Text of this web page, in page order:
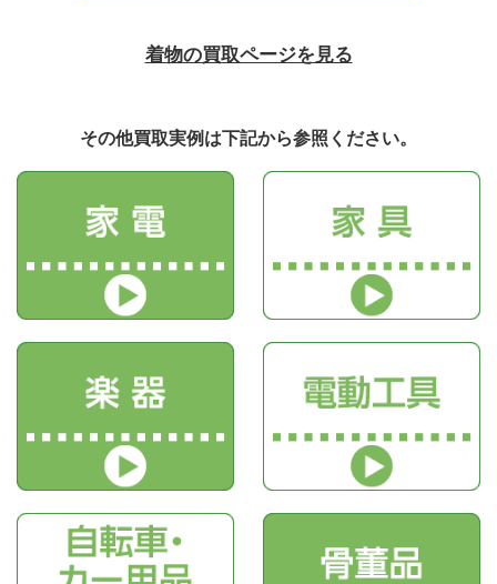
着物の買取ページを見る
その他買取実例は下記から参照ください。